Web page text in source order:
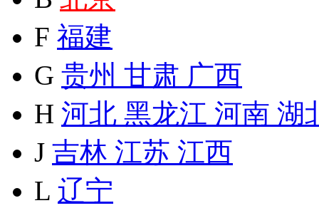
F 福建
G 贵州 甘肃 广西
H 河北 黑龙江 河南 湖
J 吉林 江苏 江西
L 辽宁